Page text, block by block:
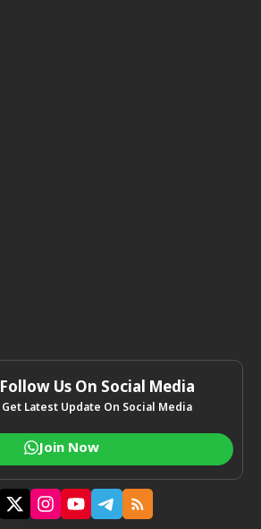
Follow Us On Social Media
Get Latest Update On Social Media
Join Now